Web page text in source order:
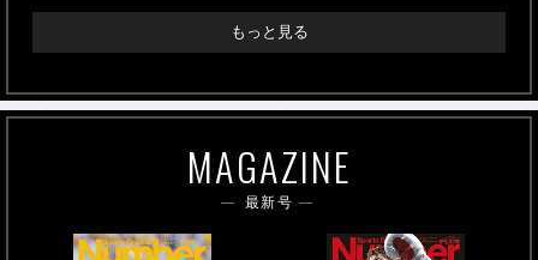
もっと見る
MAGAZINE
最新号